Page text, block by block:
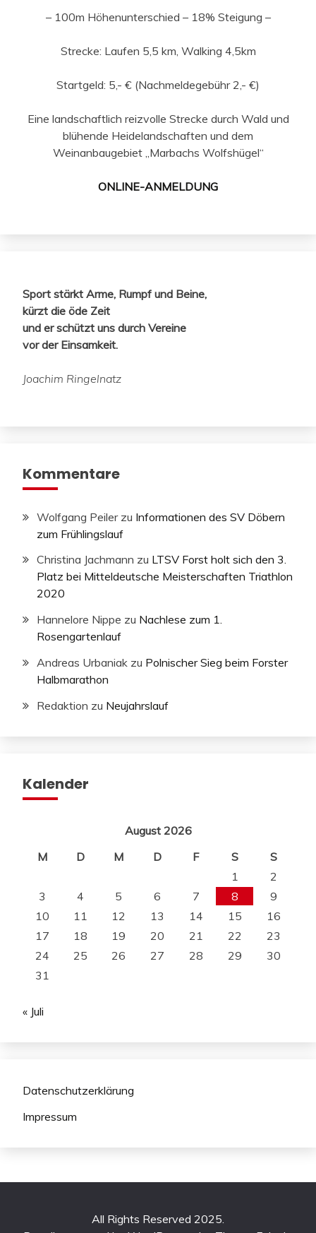
– 100m Höhenunterschied – 18% Steigung –
Strecke: Laufen 5,5 km, Walking 4,5km
Startgeld: 5,- € (Nachmeldegebühr 2,- €)
Eine landschaftlich reizvolle Strecke durch Wald und
blühende Heidelandschaften und dem
Weinanbaugebiet „Marbachs Wolfshügel“
ONLINE-ANMELDUNG
Sport stärkt Arme, Rumpf und Beine,
kürzt die öde Zeit
und er schützt uns durch Vereine
vor der Einsamkeit.
Joachim Ringelnatz
Kommentare
Wolfgang Peilerzu Informationen des SV Döbern
zum Frühlingslauf
Christina Jachmann zu LTSV Forst holt sich den 3.
Platz bei Mitteldeutsche Meisterschaften Triathlon
2020
Hannelore Nippe zu Nachlese zum 1.
Rosengartenlauf
Andreas Urbaniak zu Polnischer Sieg beim Forster
Halbmarathon
Redaktion zu Neujahrslauf
Kalender
August 2026
M
D M D F S
S
1
2
3
4 5 6 7 8
9
10
11 12 13 14 15
16
17
18 19 20 21 22
23
24
25 26 27 28 29
30
31
« Juli
Datenschutzerklärung
Impressum
All Rights Reserved 2025.